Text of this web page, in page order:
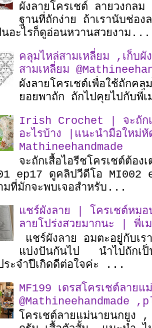
ผังลายโครเชต์ ลายวงกล
ฐานที่ถักง่าย ถ้าเรานับช่อง
นอะไรก็ดูอ่อนหวานสวยงาม...
คลุมไหล่สามเหลี่ยม ,เก็บผั
สามเหลี่ยม
ผังลายโครเชต์เพื่อใช้ถักค
ยอยพาถัก ถักไปคุยไปกั
Irish Crochet | จะถักเสื้
อะไรบ้าง |แนะนำมือใหม่
Mathineehandmade
จะถักเสื้อไอรีชโครเชต์ต้อ
ep17 ดูคลิปวีดีโอ MI002
มที่มักจะพบเจอสำหรับ...
แชร์ผังลาย | โครเชต์หม
ลายโปร่งสวยมากนะ | พี่เ
แชร์ผังลาย อมตะอยู่กับเ
แบ่งปันกันไป นำไปถักเ
ระจำปีเกิดดีต่อใจค่ะ ...
MF199 เดรสโครเชต์ลายแ
@Mathineehandmade
โครเชต์ลายแม่นายนกยูง